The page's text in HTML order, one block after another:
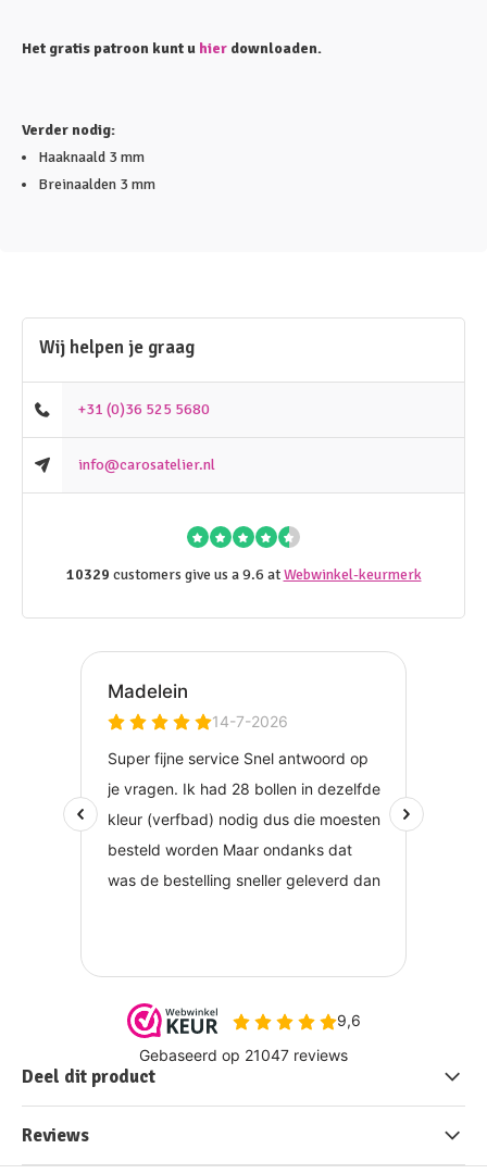
Het gratis patroon kunt u hier downloaden.
Verder nodig:
Haaknaald 3 mm
Breinaalden 3 mm
Wij helpen je graag
+31 (0)36 525 5680
info@carosatelier.nl
10329 customers give us a 9.6 atWebwinkel-keurmerk
Deel dit product
Reviews